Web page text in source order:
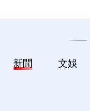
新聞 文娛